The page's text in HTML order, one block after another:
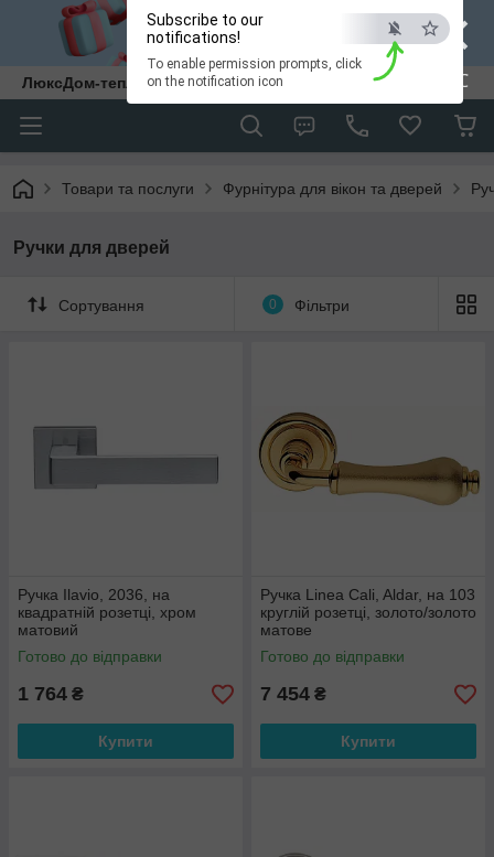
×
ESC
Subscribe to our
notifications!
To enable permission prompts, click
on the notification icon
ЛюксДом-тепло та затишок у кожен дім.
Товари та послуги Фурнітура для вікон та дверей
Ручки для дверей
Сортування 0 Фільтри
Ручка Ilavio, 2036, на
квадратній розетці, хром
матовий
Готово до відправки
1 764 ₴
Купити
Ручка Linea Cali, Aldar, на 103
круглій розетці, золото/золото
матове
Готово до відправки
7 454 ₴
Купити